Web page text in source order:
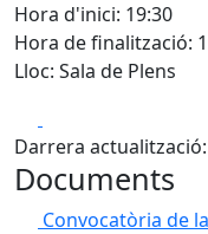
Hora d'inici: 19:30
Hora de finalització:
Lloc: Sala de Plens
Darrera
Documents
Convocatòria de